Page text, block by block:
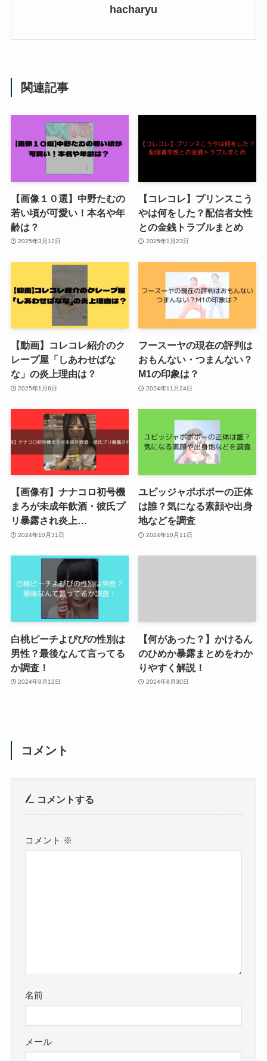
hacharyu
関連記事
【画像１０選】中野たむの
若い頃が可愛い！本名や年
齢は？
2025年3月12日
【コレコレ】プリンスこう
やは何をした？配信者女性
との金銭トラブルまとめ
2025年1月23日
【動画】コレコレ紹介のク
レープ屋「しあわせばな
な」の炎上理由は？
2025年1月6日
フースーヤの現在の評判は
おもんない・つまんない？
M1の印象は？
2024年11月24日
【画像有】ナナコロ初号機
まろが未成年飲酒・彼氏プ
リ暴露され炎上…
2024年10月31日
ユビッジャポポポーの正体
は誰？気になる素顔や出身
地などを調査
2024年10月11日
白桃ピーチよぴぴの性別は
男性？最後なんて言ってる
か調査！
2024年9月12日
【何があった？】かけるん
のひめか暴露まとめをわか
りやすく解説！
2024年8月30日
コメント
コメントする
コメント ※
名前
メール